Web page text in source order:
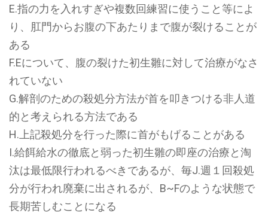
E.指の力を入れすぎや複数回練習に使うこと等によ
り、肛門からお腹の下あたりまで腹が裂けることが
ある
F.Eについて、腹の裂けた初生雛に対して治療がなさ
れていない
G.解剖のための殺処分方法が首を叩きつける非人道
的と考えられる方法である
H.上記殺処分を行った際に首がもげることがある
I.給餌給水の徹底と弱った初生雛の即座の治療と淘
汰は最低限行われるべきであるが、毎J.週１回殺処
分が行われ廃棄に出されるが、B~Fのような状態で
長期苦しむことになる